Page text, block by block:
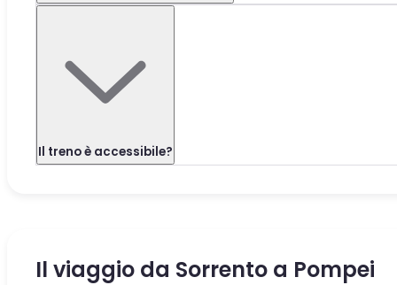
Il treno è accessibile?
Il viaggio da Sorrento a Pompei